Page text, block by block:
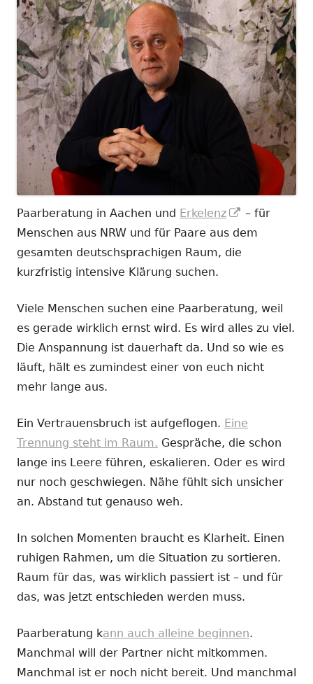
Paarberatung in Aachen und Erkelenz
In
neuem
– für
Menschen aus NRW und für Paare aus dem
gesamten deutschsprachigen Raum, die
kurzfristig intensive Klärung suchen.
Viele Menschen suchen eine Paarberatung, weil
es gerade wirklich ernst wird. Es wird alles zu viel.
Die Anspannung ist dauerhaft da. Und so wie es
läuft, hält es zumindest einer von euch nicht
mehr lange aus.
Ein Vertrauensbruch ist aufgeflogen. Eine
Trennung steht im Raum. Gespräche, die schon
lange ins Leere führen, eskalieren. Oder es wird
nur noch geschwiegen. Nähe fühlt sich unsicher
an. Abstand tut genauso weh.
In solchen Momenten braucht es Klarheit. Einen
ruhigen Rahmen, um die Situation zu sortieren.
Raum für das, was wirklich passiert ist – und für
das, was jetzt entschieden werden muss.
Paarberatung kann auch alleine beginnen.
Manchmal will der Partner nicht mitkommen.
Manchmal ist er noch nicht bereit. Und manchmal